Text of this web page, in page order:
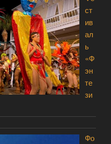
ст
ив
ал
ь
«Ф
эн
те
зи
Фо